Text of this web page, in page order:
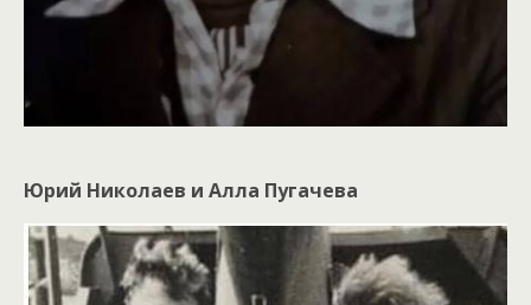
Юрий Николаев и Алла Пугачева